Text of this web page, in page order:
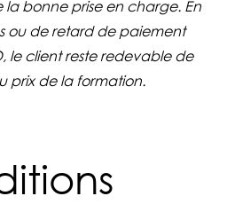
la bonne prise en charge. En
ou de retard de paiement
le client reste redevable de
prix de la formation.